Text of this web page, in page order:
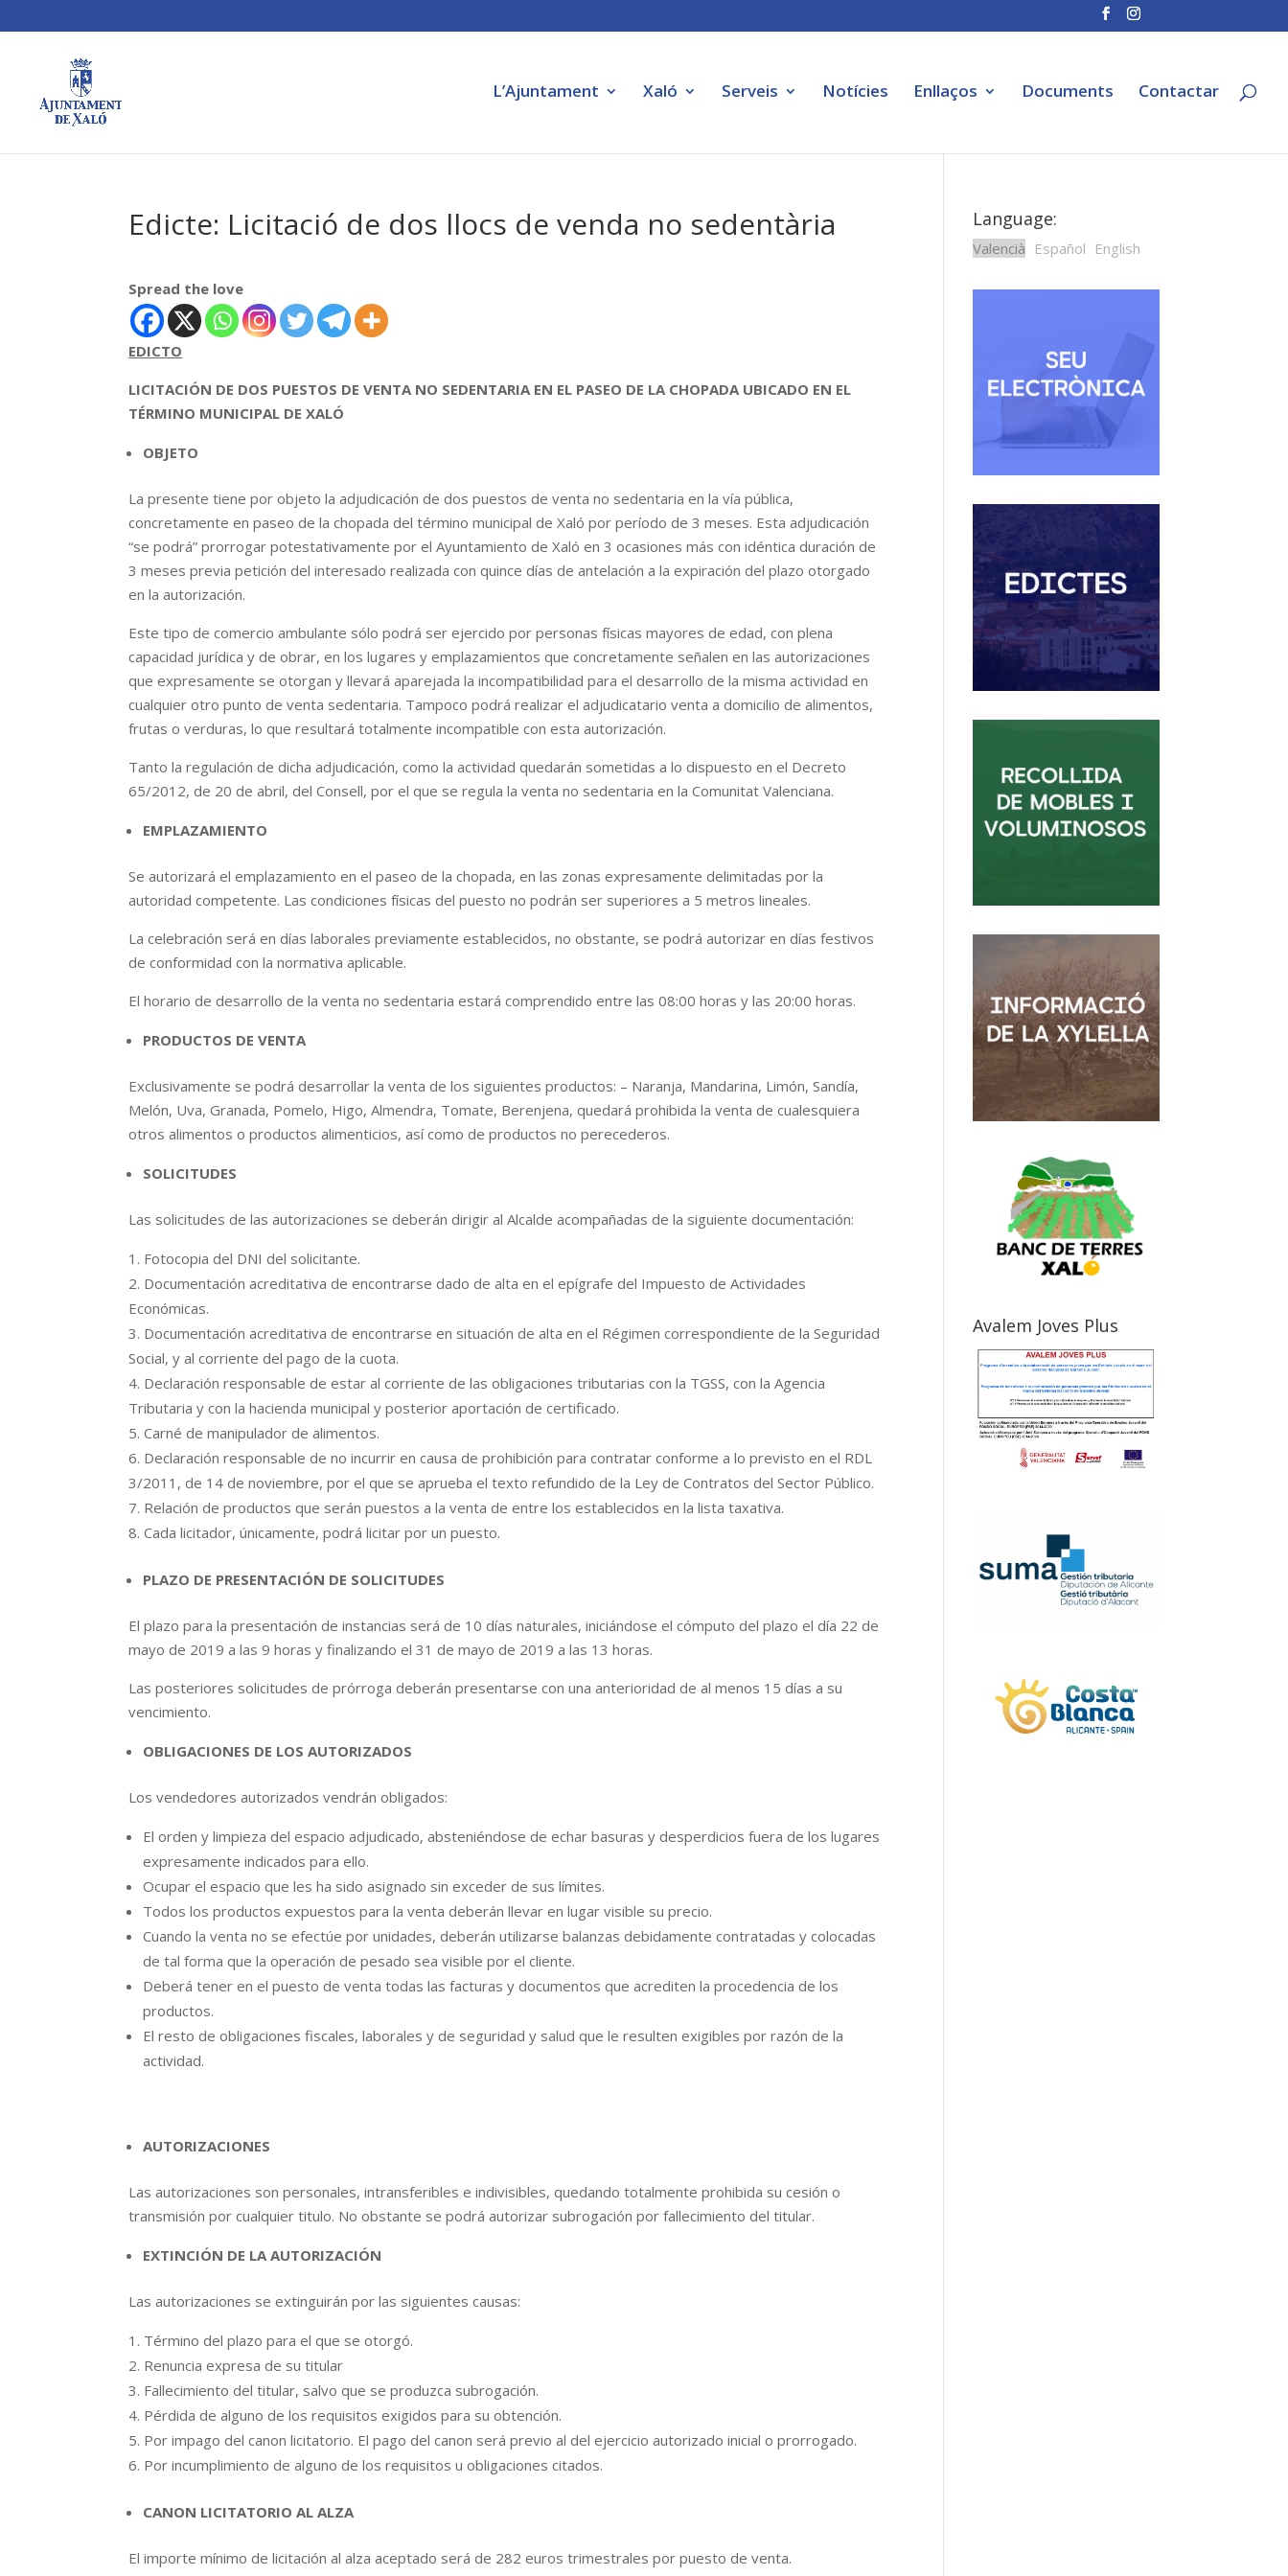
L’Ajuntament Xaló Serveis Notícies Enllaços Documents Contactar
Edicte: Licitació de dos llocs de venda no sedentària
Spread the love
EDICTO
LICITACIÓN DE DOS PUESTOS DE VENTA NO SEDENTARIA EN EL PASEO DE LA CHOPADA UBICADO EN EL
TÉRMINO MUNICIPAL DE XALÓ
OBJETO
La presente tiene por objeto la adjudicación de dos puestos de venta no sedentaria en la vía pública,
concretamente en paseo de la chopada del término municipal de Xaló por período de 3 meses. Esta adjudicación
“se podrá” prorrogar potestativamente por el Ayuntamiento de Xaló en 3 ocasiones más con idéntica duración de
3 meses previa petición del interesado realizada con quince días de antelación a la expiración del plazo otorgado
en la autorización.
Este tipo de comercio ambulante sólo podrá ser ejercido por personas físicas mayores de edad, con plena
capacidad jurídica y de obrar, en los lugares y emplazamientos que concretamente señalen en las autorizaciones
que expresamente se otorgan y llevará aparejada la incompatibilidad para el desarrollo de la misma actividad en
cualquier otro punto de venta sedentaria. Tampoco podrá realizar el adjudicatario venta a domicilio de alimentos,
frutas o verduras, lo que resultará totalmente incompatible con esta autorización.
Tanto la regulación de dicha adjudicación, como la actividad quedarán sometidas a lo dispuesto en el Decreto
65/2012, de 20 de abril, del Consell, por el que se regula la venta no sedentaria en la Comunitat Valenciana.
EMPLAZAMIENTO
Se autorizará el emplazamiento en el paseo de la chopada, en las zonas expresamente delimitadas por la
autoridad competente. Las condiciones físicas del puesto no podrán ser superiores a 5 metros lineales.
La celebración será en días laborales previamente establecidos, no obstante, se podrá autorizar en días festivos
de conformidad con la normativa aplicable.
El horario de desarrollo de la venta no sedentaria estará comprendido entre las 08:00 horas y las 20:00 horas.
PRODUCTOS DE VENTA
Exclusivamente se podrá desarrollar la venta de los siguientes productos: – Naranja, Mandarina, Limón, Sandía,
Melón, Uva, Granada, Pomelo, Higo, Almendra, Tomate, Berenjena, quedará prohibida la venta de cualesquiera
otros alimentos o productos alimenticios, así como de productos no perecederos.
SOLICITUDES
Las solicitudes de las autorizaciones se deberán dirigir al Alcalde acompañadas de la siguiente documentación:
Fotocopia del DNI del solicitante.
Documentación acreditativa de encontrarse dado de alta en el epígrafe del Impuesto de Actividades
Económicas.
Documentación acreditativa de encontrarse en situación de alta en el Régimen correspondiente de la Seguridad
Social, y al corriente del pago de la cuota.
Declaración responsable de estar al corriente de las obligaciones tributarias con la TGSS, con la Agencia
Tributaria y con la hacienda municipal y posterior aportación de certificado.
Carné de manipulador de alimentos.
Declaración responsable de no incurrir en causa de prohibición para contratar conforme a lo previsto en el RDL
3/2011, de 14 de noviembre, por el que se aprueba el texto refundido de la Ley de Contratos del Sector Público.
Relación de productos que serán puestos a la venta de entre los establecidos en la lista taxativa.
Cada licitador, únicamente, podrá licitar por un puesto.
PLAZO DE PRESENTACIÓN DE SOLICITUDES
El plazo para la presentación de instancias será de 10 días naturales, iniciándose el cómputo del plazo el día 22 de
mayo de 2019 a las 9 horas y finalizando el 31 de mayo de 2019 a las 13 horas.
Las posteriores solicitudes de prórroga deberán presentarse con una anterioridad de al menos 15 días a su
vencimiento.
OBLIGACIONES DE LOS AUTORIZADOS
Los vendedores autorizados vendrán obligados:
El orden y limpieza del espacio adjudicado, absteniéndose de echar basuras y desperdicios fuera de los lugares
expresamente indicados para ello.
Ocupar el espacio que les ha sido asignado sin exceder de sus límites.
Todos los productos expuestos para la venta deberán llevar en lugar visible su precio.
Cuando la venta no se efectúe por unidades, deberán utilizarse balanzas debidamente contratadas y colocadas
de tal forma que la operación de pesado sea visible por el cliente.
Deberá tener en el puesto de venta todas las facturas y documentos que acrediten la procedencia de los
productos.
El resto de obligaciones fiscales, laborales y de seguridad y salud que le resulten exigibles por razón de la
actividad.
AUTORIZACIONES
Las autorizaciones son personales, intransferibles e indivisibles, quedando totalmente prohibida su cesión o
transmisión por cualquier titulo. No obstante se podrá autorizar subrogación por fallecimiento del titular.
EXTINCIÓN DE LA AUTORIZACIÓN
Las autorizaciones se extinguirán por las siguientes causas:
Término del plazo para el que se otorgó.
Renuncia expresa de su titular
Fallecimiento del titular, salvo que se produzca subrogación.
Pérdida de alguno de los requisitos exigidos para su obtención.
Por impago del canon licitatorio. El pago del canon será previo al del ejercicio autorizado inicial o prorrogado.
Por incumplimiento de alguno de los requisitos u obligaciones citados.
CANON LICITATORIO AL ALZA
El importe mínimo de licitación al alza aceptado será de 282 euros trimestrales por puesto de venta.
Language:
Valencià Español English
Avalem Joves Plus